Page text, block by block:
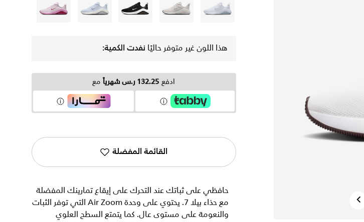
Next
أبيض رمادي أسود أسود بنفسجي
هذا اللون غير متوفر حاليًا نفدت الكمية:
ادفع 132.25 ر.س شهرياً مع
القائمة المفضلة
حافظي على ثباتك عند التحرك على إيقاع تمارينك المفضلة
مع حذاء بيلا 7. يحتوي على وحدة Air Zoom التي توفر الثبات
والنعومة على مستوى عال. كما يتمتع السطح العلوي